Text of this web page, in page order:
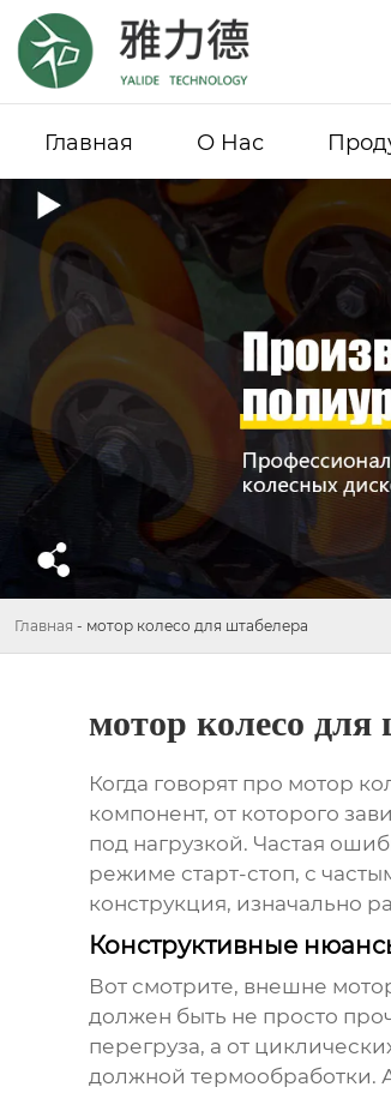
Главная О Hас
Главная - мотор колесо для штабелера
мотор колесо для
Когда говорят про мотор
компонент, от которого
под нагрузкой. Частая
режиме старт-стоп, с
конструкция, изначально
Конструктивные
Вот смотрите, внешне
должен быть не просто
перегруза, а от
должной термообработки.